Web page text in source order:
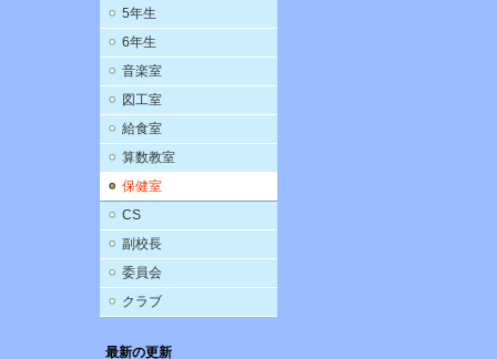
5年生
6年生
音楽室
図工室
給食室
算数教室
保健室
CS
副校長
委員会
クラブ
最新の更新